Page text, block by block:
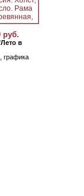
руб.
в
графика